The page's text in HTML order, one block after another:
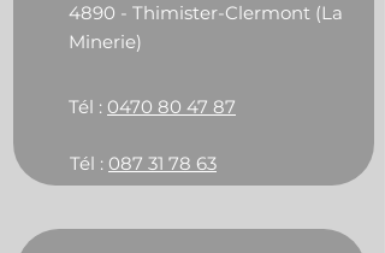
4890 - Thimister-Clermont (La
Minerie)
Tél : 0470 80 47 87
Tél : 087 31 78 63